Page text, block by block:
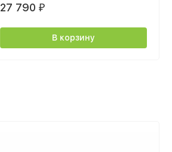
27 790 ₽
В корзину